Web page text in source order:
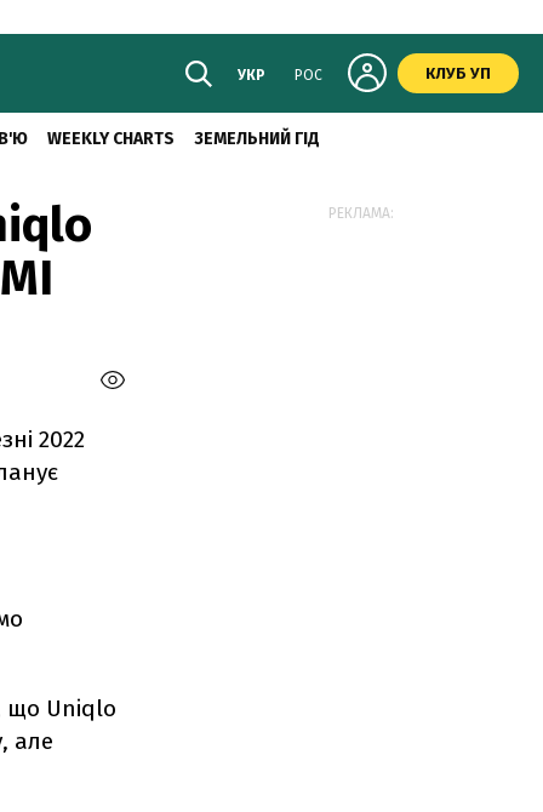
УКР РОС КЛУБ УП
WEEKLY CHARTS ЗЕМЕЛЬНИЙ ГІД
2022
що Uniqlo
але
РЕКЛАМА: